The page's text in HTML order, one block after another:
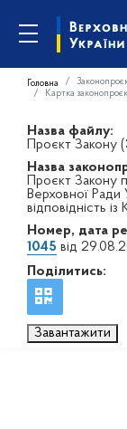
Головна
Картка
Назва файлу:
Проєкт Закону
Назва
Проєкт Закону
Верховної
відповідність
Номер, дата
1045 від
Поділитись:
Завантажити